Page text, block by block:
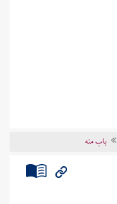
باب منه